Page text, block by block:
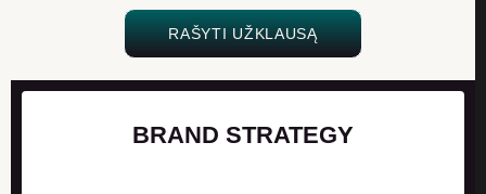
RAŠYTI UŽKLAUSĄ
BRAND STRATEGY